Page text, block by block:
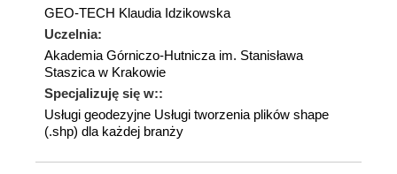
GEO-TECH Klaudia Idzikowska
Uczelnia:
Akademia Górniczo-Hutnicza im. Stanisława
Staszica w Krakowie
Specjalizuję się w::
Usługi geodezyjne Usługi tworzenia plików shape
(.shp) dla każdej branży